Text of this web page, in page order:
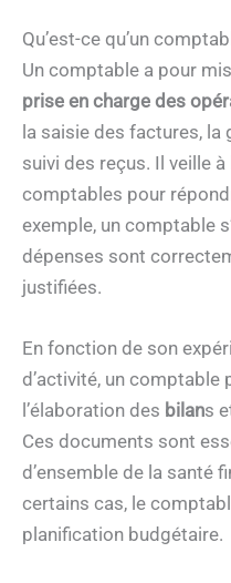
Qu’est-ce qu’un
Un comptable a pour
prise en charge des
la saisie des factures,
suivi des reçus. Il veille
comptables pour
exemple, un comptable
dépenses sont
justifiées.
En fonction de son
d’activité, un
l’élaboration des bilans
Ces documents sont
d’ensemble de la santé
certains cas, le
planification budgétaire.